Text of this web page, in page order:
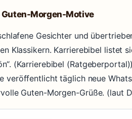
Morgen-Motive
Gesichter und
Klassikern. Karrierebibel listet
(Karrierebibel
veröffentlicht täglich neue
Guten-Morgen-Grüße. (laut